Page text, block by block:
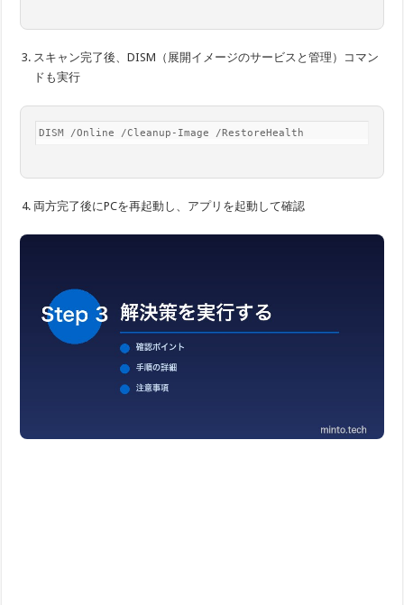
スキャン完了後、DISM（展開イメージのサービスと管理）コマン
ドも実行
DISM /Online /Cleanup-Image /RestoreHealth
両方完了後にPCを再起動し、アプリを起動して確認